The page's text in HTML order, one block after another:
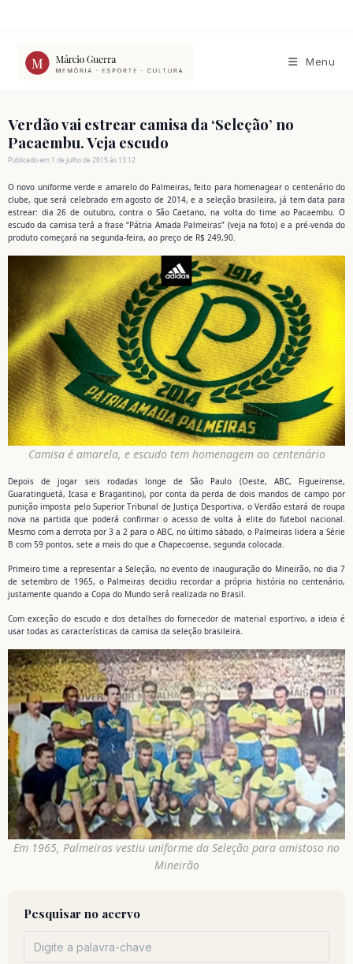
conteúdo
Menu
Verdão vai estrear camisa da ‘Seleção’ no
Pacaembu. Veja escudo
Publicado em 1 de julho de 2015 às 13:12
O novo uniforme verde e amarelo do Palmeiras, feito para homenagear o centenário do
clube, que será celebrado em agosto de 2014, e a seleção brasileira, já tem data para
estrear: dia 26 de outubro, contra o São Caetano, na volta do time ao Pacaembu. O
escudo da camisa terá a frase “Pátria Amada Palmeiras” (veja na foto) e a pré-venda do
produto começará na segunda-feira, ao preço de R$ 249,90.
Camisa é amarela, e escudo tem homenagem ao centenário
Depois de jogar seis rodadas longe de São Paulo (Oeste, ABC, Figueirense,
Guaratinguetá, Icasa e Bragantino), por conta da perda de dois mandos de campo por
punição imposta pelo Superior Tribunal de Justiça Desportiva, o Verdão estará de roupa
nova na partida que poderá confirmar o acesso de volta à elite do futebol nacional.
Mesmo com a derrota por 3 a 2 para o ABC, no último sábado, o Palmeiras lidera a Série
B com 59 pontos, sete a mais do que a Chapecoense, segunda colocada.
Primeiro time a representar a Seleção, no evento de inauguração do Mineirão, no dia 7
de setembro de 1965, o Palmeiras decidiu recordar a própria história no centenário,
justamente quando a Copa do Mundo será realizada no Brasil.
Com exceção do escudo e dos detalhes do fornecedor de material esportivo, a ideia é
usar todas as características da camisa da seleção brasileira.
Em 1965, Palmeiras vestiu uniforme da Seleção para amistoso no
Mineirão
Pesquisar no acervo